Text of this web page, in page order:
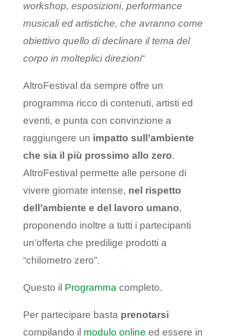
workshop, esposizioni, performance
musicali ed artistiche, che avranno come
obiettivo quello di declinare il tema del
corpo in molteplici direzioni“
AltroFestival da sempre offre un
programma ricco di contenuti, artisti ed
eventi, e punta con convinzione a
raggiungere un impatto sull’ambiente
che sia il più prossimo allo zero.
AltroFestival permette alle persone di
vivere giornate intense, nel rispetto
dell’ambiente e del lavoro umano,
proponendo inoltre a tutti i partecipanti
un’offerta che predilige prodotti a
“chilometro zero”.
Questo il Programmacompleto.
Per partecipare basta prenotarsi
compilando il modulo online ed essere in